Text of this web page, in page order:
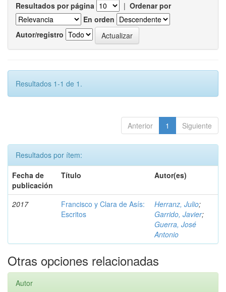
Resultados por página | Ordenar por
En orden
Autor/registro
Resultados 1-1 de 1.
Anterior 1 Siguiente
Resultados por ítem:
Fecha de
publicación
Título Autor(es)
2017
Francisco y Clara de Asís:
Escritos
Herranz, Julio;
Garrido, Javier;
Guerra, José
Antonio
Otras opciones relacionadas
Autor